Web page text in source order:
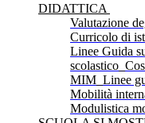
DIDATTICA
Valutazione
Curricolo di
Linee Guida
MIM_Linee
Mobilità
Modulistica